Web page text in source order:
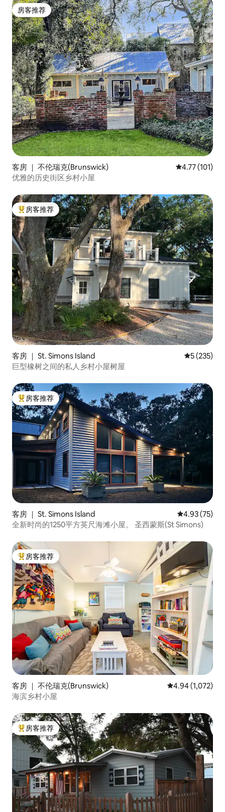
房客推荐
房客推荐
客房 ｜ 不伦瑞克(Brunswick) 平均评分 4.77
4.77 (101)
优雅的历史街区乡村小屋
热门「房客推荐」
房客推荐
客房 ｜ St. Simons Island 平均评分 5
5 (235)
巨型橡树之间的私人乡村小屋树屋
热门「房客推荐」
房客推荐
客房 ｜ St. Simons Island 平均评分
4.93 (75)
全新时尚的1250平方英尺海滩小屋。 圣西蒙斯(St Simons)
热门「房客推荐」
房客推荐
客房 ｜ 不伦瑞克(Brunswick) 平均评分 4.94
4.94 (1,072)
海滨乡村小屋
热门「房客推荐」
房客推荐